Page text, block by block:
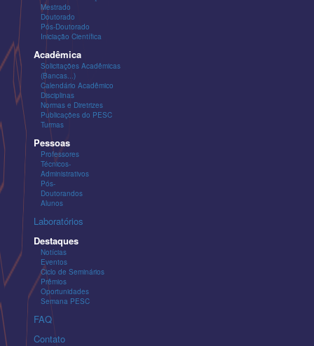
Mestrado
Doutorado
Pós-Doutorado
Iniciação Científica
Acadêmica
Solicitações Acadêmicas
(Bancas...)
Calendário Acadêmico
Disciplinas
Normas e Diretrizes
Publicações do PESC
Turmas
Pessoas
Professores
Técnicos-
Administrativos
Pós-
Doutorandos
Alunos
Laboratórios
Destaques
Notícias
Eventos
Ciclo de Seminários
Prêmios
Oportunidades
Semana PESC
FAQ
Contato